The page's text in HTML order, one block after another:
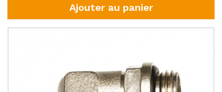
Ajouter au panier